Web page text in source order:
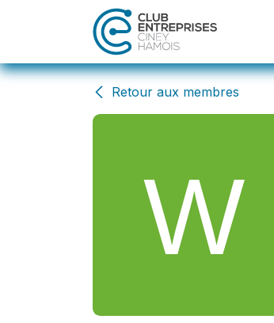
Se rendre au contenu
Retour aux membres